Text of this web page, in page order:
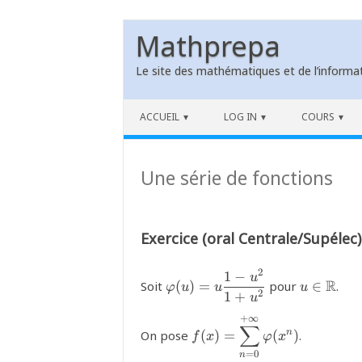
Mathprepa
Le site des mathématiques et de
ACCUEIL LOG IN COURS
Une série de fonctions
Exercice (oral Centrale/Supélec)
Soit
{\varphi(u)=u
\dfrac{1-u^2}
φ(u) = u
1 + u2
1 − u2
pour
{u \in
u ∈ R.
On pose \varphi(x^n)}
f(x) =
n=0
∑
+∞
φ(xn).